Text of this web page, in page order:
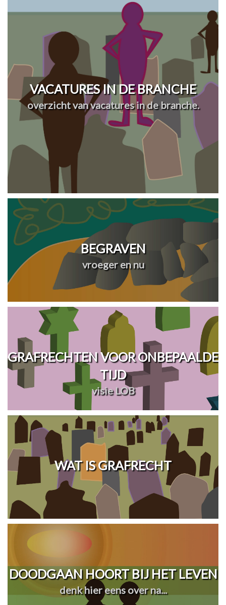
VACATURES IN DE BRANCHE
overzicht van vacatures in de branche.
BEGRAVEN
vroeger en nu
GRAFRECHTEN VOOR ONBEPAALDE
TIJD
visie LOB
WAT IS GRAFRECHT
DOODGAAN HOORT BIJ HET LEVEN
denk hier eens over na...